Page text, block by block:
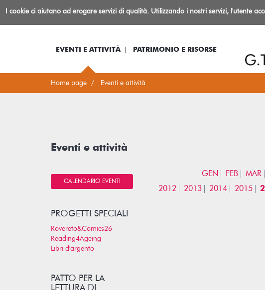
BibliotecaIo sono... Log-in Informazioni
EVENTI E ATTIVITÀ PATRIMONIO E RISORSE
Home page Eventi e attività
GEN FEB MAR
2012
2013 2014 2015
Eventi e attività
CALENDARIO EVENTI
PROGETTI SPECIALI
Rovereto&Comics26
Reading4Ageing
Libri d'argento
PATTO PER LA
LETTURA DI
I cookie ci aiutano ad erogare servizi di qualità. Utilizzando i nostri servizi, l'utente